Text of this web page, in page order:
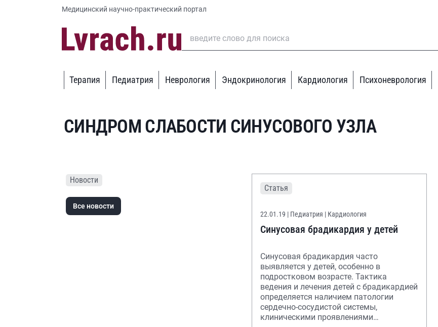
Медицинский научно-практический портал
Терапия Педиатрия Неврология Эндокринология Кардиология Психоневрология
СИНДРОМ СЛАБОСТИ СИНУСОВОГО УЗЛА
Новости
Все новости
Статья
22.01.19 | Педиатрия | Кардиология
Синусовая брадикардия у детей
Синусовая брадикардия часто
выявляется у детей, особенно в
подростковом возрасте. Тактика
ведения и лечения детей с брадикардией
определяется наличием патологии
сердечно-сосудистой системы,
клиническими проявлениями